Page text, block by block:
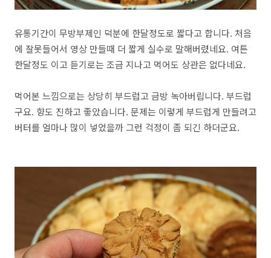
유통기간이 무방부제인 덕분에 한달정도로 짧다고 합니다. 처음
에 잘못들어서 영상 만들때 더 짧게 실수로 말해버렸네요. 여튼
한달정도 이고 듣기로는 조금 지나고 먹어도 상관은 없다네요.
먹어본 느낌으로는 상당히 부드럽고 금방 녹아버립니다. 부드럽
구요. 향도 진하고 좋았습니다. 문제는 이렇게 부드럽게 만들려고
버터를 얼마나 많이 넣었을까 그런 걱정이 좀 되긴 하더군요.